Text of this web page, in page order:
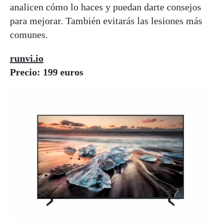
analicen cómo lo haces y puedan darte consejos
para mejorar. También evitarás las lesiones más
comunes.
runvi.io
Precio: 199 euros